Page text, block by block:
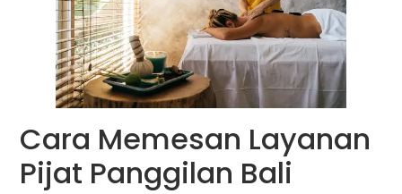
Cara Memesan Layanan
Pijat Panggilan Bali